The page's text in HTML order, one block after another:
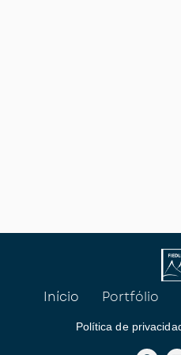
Início Portfólio
Política de